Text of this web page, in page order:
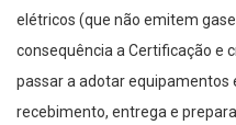
elétricos (que não emitem
consequência a Certificação e
passar a adotar equipamentos
recebimento, entrega e